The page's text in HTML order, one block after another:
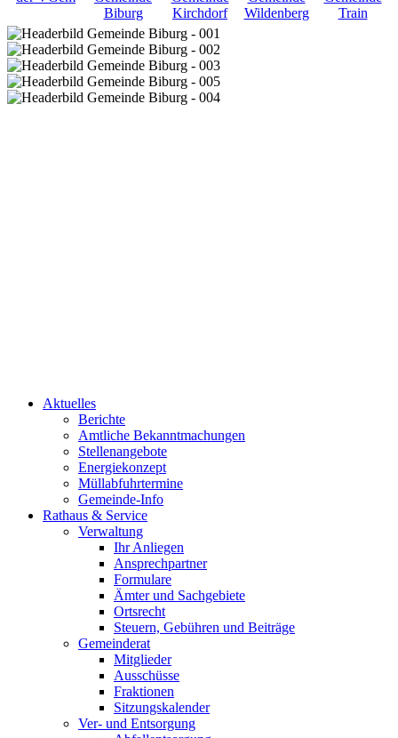
Aktuelles
Berichte
Amtliche Bekanntmachungen
Stellenangebote
Energiekonzept
Müllabfuhrtermine
Gemeinde-Info
Rathaus & Service
Verwaltung
Ihr Anliegen
Ansprechpartner
Formulare
Ämter und Sachgebiete
Ortsrecht
Steuern, Gebühren und Beiträge
Gemeinderat
Mitglieder
Ausschüsse
Fraktionen
Sitzungskalender
Ver- und Entsorgung